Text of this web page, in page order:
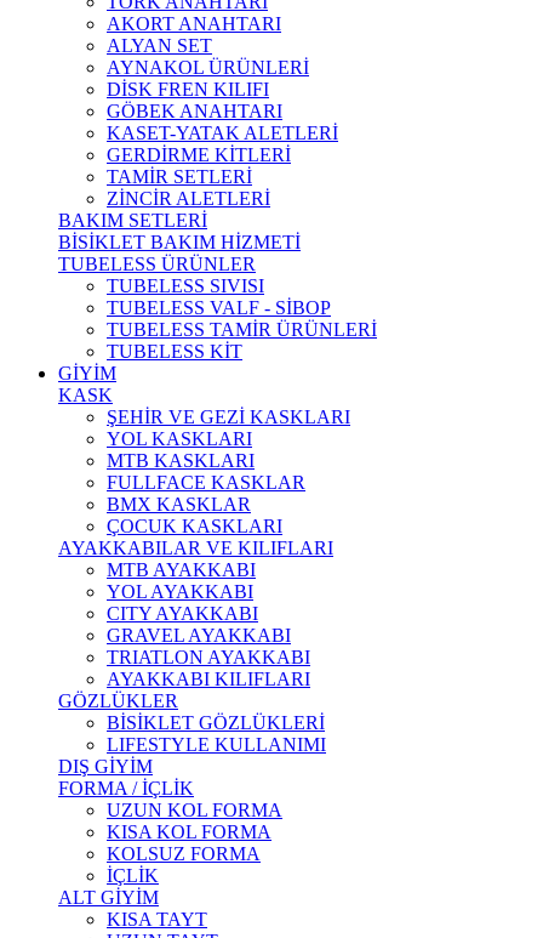
AKORT ANAHTARI
ALYAN SET
AYNAKOL ÜRÜNLERİ
DİSK FREN KILIFI
GÖBEK ANAHTARI
KASET-YATAK ALETLERİ
GERDİRME KİTLERİ
TAMİR SETLERİ
ZİNCİR ALETLERİ
BAKIM SETLERİ
BİSİKLET BAKIM HİZMETİ
TUBELESS ÜRÜNLER
TUBELESS SIVISI
TUBELESS VALF - SİBOP
TUBELESS TAMİR ÜRÜNLERİ
TUBELESS KİT
GİYİM
KASK
ŞEHİR VE GEZİ KASKLARI
YOL KASKLARI
MTB KASKLARI
FULLFACE KASKLAR
BMX KASKLAR
ÇOCUK KASKLARI
AYAKKABILAR VE KILIFLARI
MTB AYAKKABI
YOL AYAKKABI
CITY AYAKKABI
GRAVEL AYAKKABI
TRIATLON AYAKKABI
AYAKKABI KILIFLARI
GÖZLÜKLER
BİSİKLET GÖZLÜKLERİ
LIFESTYLE KULLANIMI
DIŞ GİYİM
FORMA / İÇLİK
UZUN KOL FORMA
KISA KOL FORMA
KOLSUZ FORMA
İÇLİK
ALT GİYİM
KISA TAYT